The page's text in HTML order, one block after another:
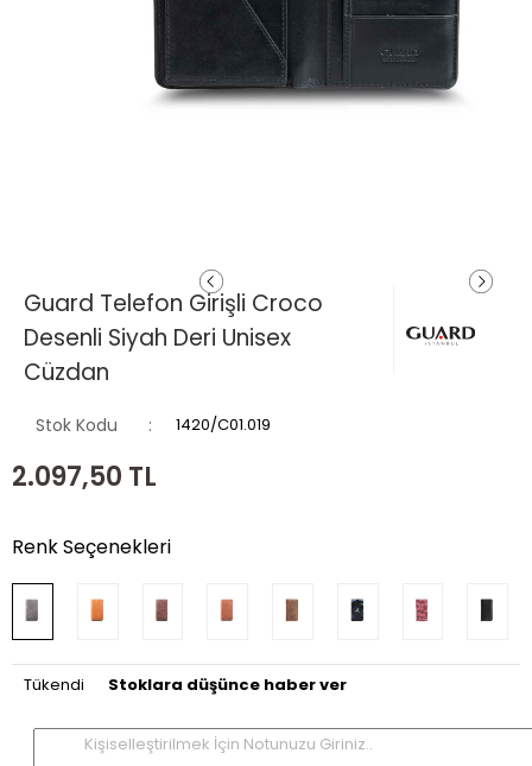
Guard Telefon Girişli Croco
Desenli Siyah Deri Unisex
Cüzdan
Stok Kodu 1420/C01.019
2.097,50 TL
Renk Seçenekleri
Tükendi Stoklara düşünce haber ver
Kişiselleştirilmek İçin Notunuzu Giriniz..